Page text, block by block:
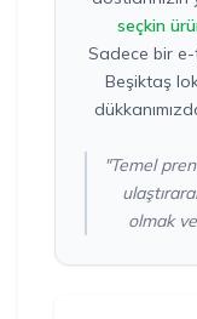
seçkin
Sadece bir
Beşiktaş
"Temel
olmak